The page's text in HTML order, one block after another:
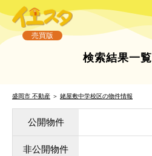
売買版
検索結果一覧
盛岡市 不動産 ＞ 姥屋敷中学校区の物件情報
公開物件
非公開物件